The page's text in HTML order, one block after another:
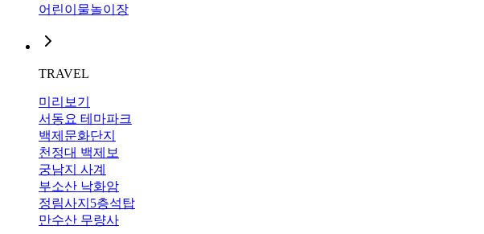
어린이물놀이장
TRAVEL
미리보기
서동요 테마파크
백제문화단지
천정대 백제보
궁남지 사계
부소산 낙화암
정림사지5층석탑
만수산 무량사